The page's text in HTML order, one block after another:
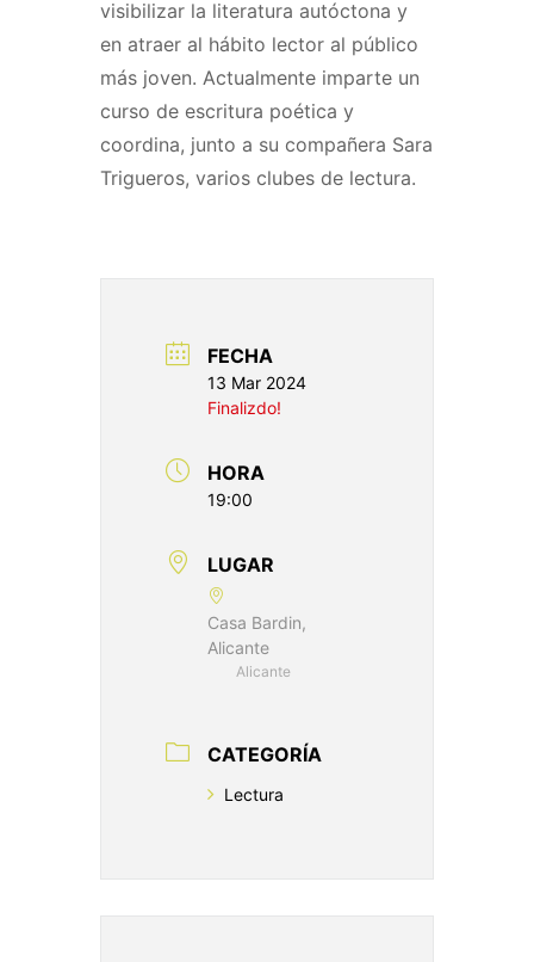
visibilizar la literatura autóctona y
en atraer al hábito lector al público
más joven. Actualmente imparte un
curso de escritura poética y
coordina, junto a su compañera Sara
Trigueros, varios clubes de lectura.
FECHA
13 Mar 2024
Finalizdo!
HORA
19:00
LUGAR
Casa Bardin,
Alicante
Alicante
CATEGORÍA
Lectura